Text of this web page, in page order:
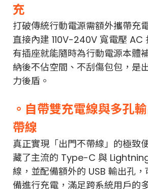
充
打破傳統行動電源需額外攜帶充
直接內建 110V-240V 寬電壓 AC
有插座就能隨時為行動電源本體
納後不佔空間、不刮傷包包，是
力後盾。
。自帶雙充電線與多孔
帶線
真正實現「出門不帶線」的極致
藏了主流的 Type-C 與
線，並配備額外的 USB 輸出孔
備進行充電，滿足跨系統用戶的